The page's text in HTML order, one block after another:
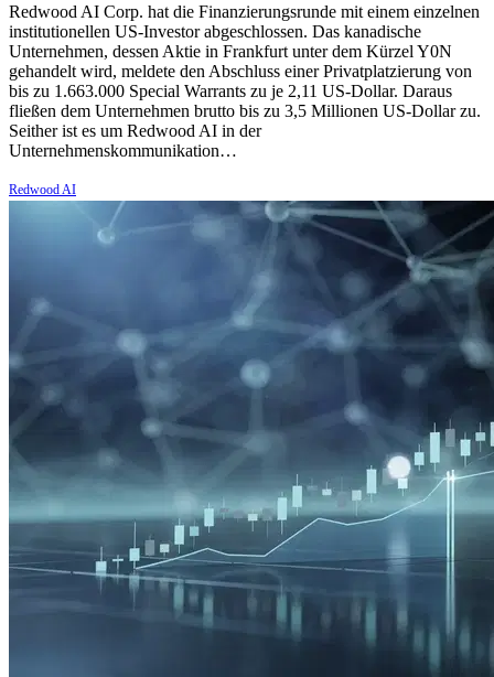
Redwood AI Corp. hat die Finanzierungsrunde mit einem einzelnen
institutionellen US-Investor abgeschlossen. Das kanadische
Unternehmen, dessen Aktie in Frankfurt unter dem Kürzel Y0N
gehandelt wird, meldete den Abschluss einer Privatplatzierung von
bis zu 1.663.000 Special Warrants zu je 2,11 US-Dollar. Daraus
fließen dem Unternehmen brutto bis zu 3,5 Millionen US-Dollar zu.
Seither ist es um Redwood AI in der
Unternehmenskommunikation…
Redwood AI